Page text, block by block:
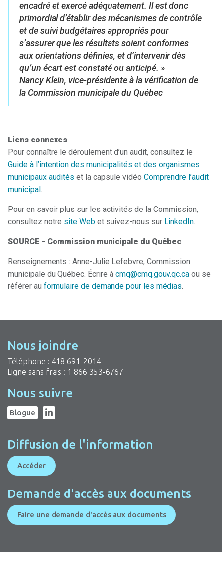
encadré et exercé adéquatement. Il est donc
primordial d’établir des mécanismes de contrôle
et de suivi budgétaires appropriés pour
s’assurer que les résultats soient conformes
aux orientations définies, et d’intervenir dès
qu’un écart est constaté ou anticipé. »
Nancy Klein, vice-présidente à la vérification de
la Commission municipale du Québec
Liens connexes
Pour connaître le déroulement d’un audit, consultez le
Guide à l’intention des municipalités et des organismes
municipaux audités et la capsule vidéo Comprendre l’audit
municipal .
Pour en savoir plus sur les activités de la Commission,
consultez notre site Web et suivez-nous sur LinkedIn.
SOURCE - Commission municipale du Québec
Renseignements : Anne-Julie Lefebvre, Commission
municipale du Québec. Écrire à cmq@cmq.gouv.qc.ca ou se
référer au formulaire de demande pour les médias.
Nous joindre
Téléphone : 418 691-2014
Ligne sans frais : 1 866 353-6767
Nous suivre
Blogue
Diffusion de l'information
Accéder
Demande d'accès aux documents
Faire une demande d'accès aux documents